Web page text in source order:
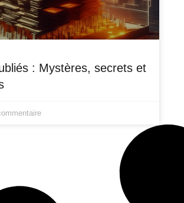
: Mystères, secrets et